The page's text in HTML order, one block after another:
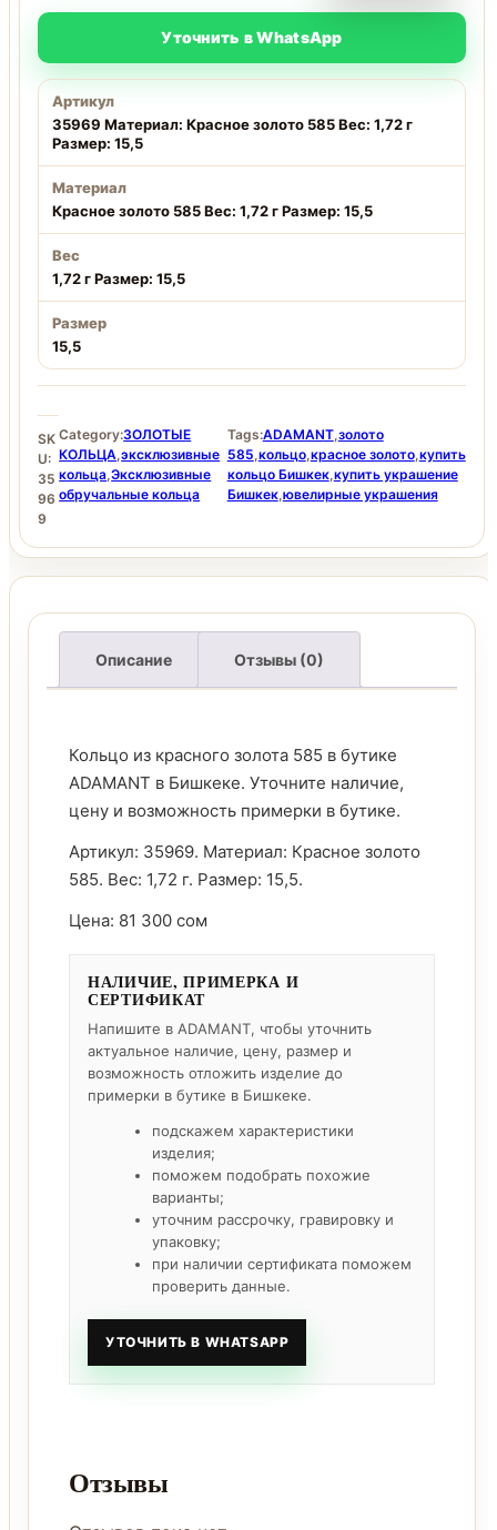
Уточнить в WhatsApp
Артикул
35969 Материал: Красное золото 585 Вес: 1,72 г
Размер: 15,5
Материал
Красное золото 585 Вес: 1,72 г Размер: 15,5
Вес
1,72 г Размер: 15,5
Размер
15,5
SK
U:
35
96
9
Category:ЗОЛОТЫЕ
КОЛЬЦА,эксклюзивные
кольца,Эксклюзивные
обручальные кольца
Tags:ADAMANT,золото
585,кольцо,красное золото,купить
кольцо Бишкек,купить украшение
Бишкек,ювелирные украшения
Описание Отзывы (0)
Кольцо из красного золота 585 в бутике
ADAMANT в Бишкеке. Уточните наличие,
цену и возможность примерки в бутике.
Артикул: 35969. Материал: Красное золото
585. Вес: 1,72 г. Размер: 15,5.
Цена: 81 300 сом
НАЛИЧИЕ, ПРИМЕРКА И
СЕРТИФИКАТ
Напишите в ADAMANT, чтобы уточнить
актуальное наличие, цену, размер и
возможность отложить изделие до
примерки в бутике в Бишкеке.
подскажем характеристики
изделия;
поможем подобрать похожие
варианты;
уточним рассрочку, гравировку и
упаковку;
при наличии сертификата поможем
проверить данные.
УТОЧНИТЬ В WHATSAPP
Отзывы